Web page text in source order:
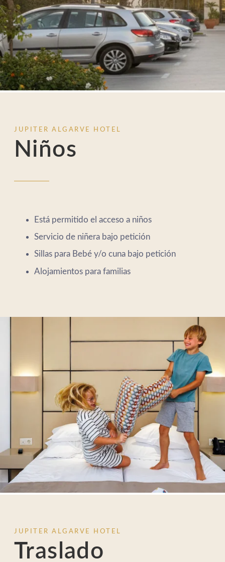
JUPITER ALGARVE HOTEL
Niños
Está permitido el acceso a niños
Servicio de niñera bajo petición
Sillas para Bebé y/o cuna bajo petición
Alojamientos para familias
JUPITER ALGARVE HOTEL
Traslado
HOTEL
CONTACTO
Avenida Tomás Cabreira 92, 8500-802 Portimão - Portugal
+351 282 470 470-E.:info.algarve@jupiterhotelgroup.com